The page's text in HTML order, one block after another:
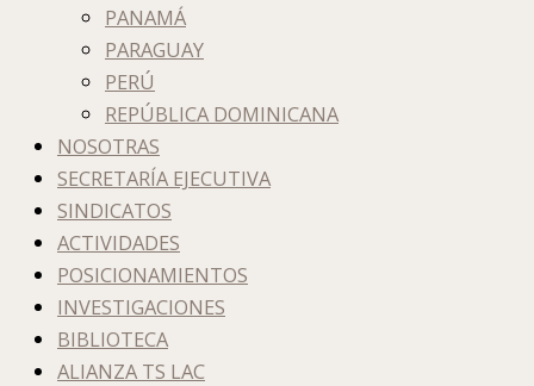
PANAMÁ
PARAGUAY
PERÚ
REPÚBLICA DOMINICANA
NOSOTRAS
SECRETARÍA EJECUTIVA
SINDICATOS
ACTIVIDADES
POSICIONAMIENTOS
INVESTIGACIONES
BIBLIOTECA
ALIANZA TS LAC